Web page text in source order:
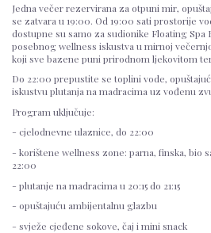
Jedna večer rezervirana za otpuni mir,
se zatvara u 19:00. Od 19:00 sati prostorije
dostupne su samo za sudionike Floating
posebnog wellness iskustva u mirnoj
koji sve bazene puni prirodnom ljekovitom
Do 22:00 prepustite se toplini vode,
iskustvu plutanja na madracima uz vođenu
Program uključuje:
- cjelodnevne ulaznice, do 22:00
- korištene wellness zone: parna, finska, bio
22:00
- plutanje na madracima u 20:15 do 21:15
- opuštajuću ambijentalnu glazbu
- svježe cjeđene sokove, čaj i mini snack